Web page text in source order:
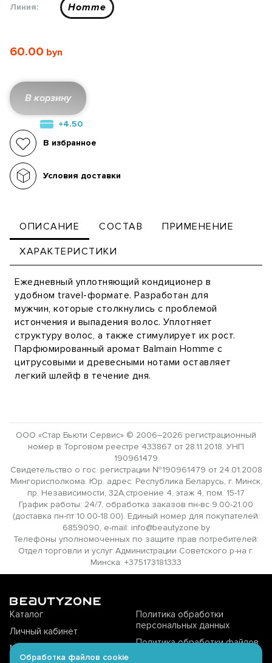
Линия: Homme
60.00
В корзину
+4.50
В избранное
Условия доставки
ОПИСАНИЕ СОСТАВ ПРИМЕНЕНИЕ
ХАРАКТЕРИСТИКИ
Ежедневный уплотняющий кондиционер в
удобном travel-формате. Разработан для
мужчин, которые столкнулись с проблемой
истончения и выпадения волос. Уплотняет
структуру волос, а также стимулирует их рост.
Парфюмированный аромат Balmain Homme с
цитрусовыми и древесными нотами оставляет
легкий шлейф в течение дня.
ООО «Стар Бьюти Сервис» © 2006–2026 регистрационный
номер в Торговом реестре 433867 от 28.11.2018. УНП
190961479
Свидетельство о гос. регистрации №190961479 от 24.01.2008
Мингорисполкома. Юр. адрес: Республика Беларусь, г. Минск,
пр. Независимости, 32А,строение 4, этаж 4, пом. 15-17
График работы: 24/7, обработка заказов пн-вс 9.00-21.00
(доставка пн-пт 10.00-18.00). Единый номер для покупателей:
6859090, e-mail: info@beautyzone.by
Телефоны уполномоченных по защите прав потребителей:
Отдел торговли и услуг Администрации Советского р-на г.
Минска: +375173181333
Каталог
Личный кабинет
Магазины offline
Политика обработки
персональных данных
Политика обработки файлов
Обработка файлов cookie